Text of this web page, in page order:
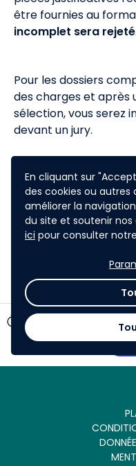
En cliquant sur
des cookies ou autres
améliorer la
du site et soutenir
ici pour consulter
être fournies au
incomplet sera
Pour les dossiers
des charges et après
sélection, vous serez
devant un jury.
Ce pitch durera 15
de présentation de
de question du jury,
2026.
timer
46 jours restants